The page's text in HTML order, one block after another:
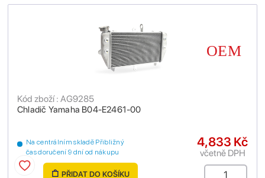
Chladič Yamaha B04-E2461-00
Kód zboží : AG9285
Na centrálním skladě Přibližný
čas doručení 9 dní od nákupu
4,833 Kč
včetně DPH
PŘIDAT DO KOŠÍKU